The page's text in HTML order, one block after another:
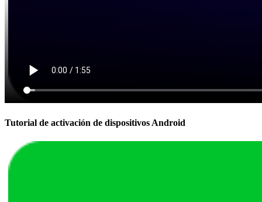
Tutorial de activación de dispositivos Android